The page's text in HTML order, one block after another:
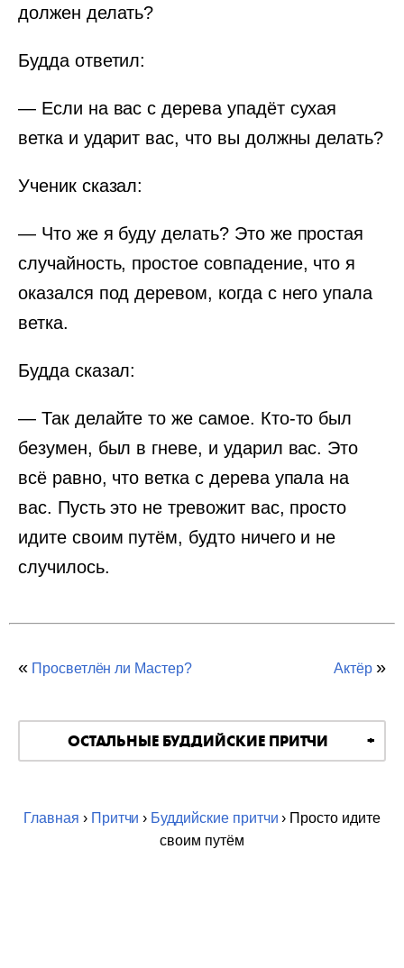
должен делать?
Будда ответил:
— Если на вас с дерева упадёт сухая
ветка и ударит вас, что вы должны делать?
Ученик сказал:
— Что же я буду делать? Это же простая
случайность, простое совпадение, что я
оказался под деревом, когда с него упала
ветка.
Будда сказал:
— Так делайте то же самое. Кто-то был
безумен, был в гневе, и ударил вас. Это
всё равно, что ветка с дерева упала на
вас. Пусть это не тревожит вас, просто
идите своим путём, будто ничего и не
случилось.
« Просветлён ли Мастер? Актёр »
ОСТАЛЬНЫЕ БУДДИЙСКИЕ ПРИТЧИ
Главная › Притчи › Буддийские притчи › Просто идите
своим путём